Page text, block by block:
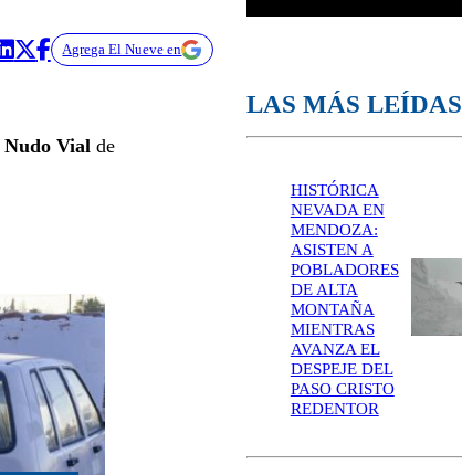
Agrega El Nueve en
Nudo Vial de
LAS MÁS LEÍDAS
HISTÓRICA
NEVADA EN
MENDOZA:
ASISTEN A
POBLADORES
DE ALTA
MONTAÑA
MIENTRAS
AVANZA EL
DESPEJE DEL
PASO CRISTO
REDENTOR